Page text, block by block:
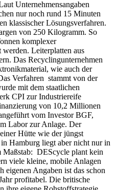
Unternehmensangaben
nur noch rund 15 Minuten
klassischer Lösungsverfahren.
von 250 Kilogramm. So
komplexer
Leiterplatten aus
Das Recyclingunternehmen
wie auch der
Verfahren stammt von der
mit dem staatlichen
CPI zur Industriereife
von 10,2 Millionen
vom Investor BGF,
Labor zur Anlage. Der
Hütte wie der jüngst
Hamburg liegt aber nicht nur in
Maßstab: DEScycle plant kein
viele kleine, mobile Anlagen
eigenen Angaben ist das schon
profitabel. Die britische